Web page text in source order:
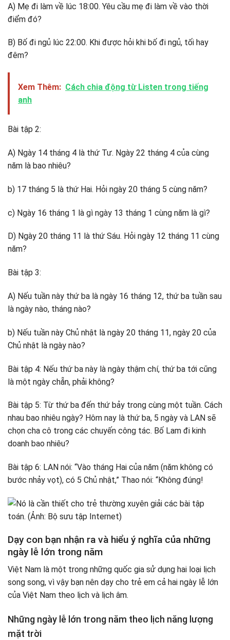
A) Mẹ đi làm về lúc 18:00. Yêu cầu mẹ đi làm về vào thời
điểm đó?
B) Bố đi ngủ lúc 22:00. Khi được hỏi khi bố đi ngủ, tối hay
đêm?
Xem Thêm: Cách chia động từ Listen trong tiếng
anh
Bài tập 2:
A) Ngày 14 tháng 4 là thứ Tư. Ngày 22 tháng 4 của cùng
năm là bao nhiêu?
b) 17 tháng 5 là thứ Hai. Hỏi ngày 20 tháng 5 cùng năm?
c) Ngày 16 tháng 1 là gì ngày 13 tháng 1 cùng năm là gì?
D) Ngày 20 tháng 11 là thứ Sáu. Hỏi ngày 12 tháng 11 cùng
năm?
Bài tập 3:
A) Nếu tuần này thứ ba là ngày 16 tháng 12, thứ ba tuần sau
là ngày nào, tháng nào?
b) Nếu tuần này Chủ nhật là ngày 20 tháng 11, ngày 20 của
Chủ nhật là ngày nào?
Bài tập 4: Nếu thứ ba này là ngày thậm chí, thứ ba tới cũng
là một ngày chẵn, phải không?
Bài tập 5: Từ thứ ba đến thứ bảy trong cùng một tuần. Cách
nhau bao nhiêu ngày? Hôm nay là thứ ba, 5 ngày và LAN sẽ
chọn cha cô trong các chuyến công tác. Bố Lam đi kinh
doanh bao nhiêu?
Bài tập 6: LAN nói: “Vào tháng Hai của năm (năm không có
bước nhảy vọt), có 5 Chủ nhật,” Thao nói: “Không đúng!
Dạy con bạn nhận ra và hiểu ý nghĩa của những
ngày lễ lớn trong năm
Việt Nam là một trong những quốc gia sử dụng hai loại lịch
song song, vì vậy bạn nên dạy cho trẻ em cả hai ngày lễ lớn
của Việt Nam theo lịch và lịch âm.
Những ngày lễ lớn trong năm theo lịch năng lượng
mặt trời